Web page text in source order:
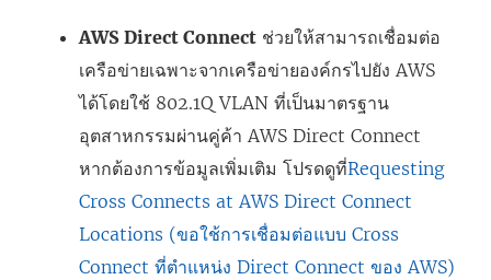
AWS Direct Connect ช่วยให้สามารถเชื่อมต่อ
เครือข่ายเฉพาะจากเครือข่ายองค์กรไปยัง AWS
ได้โดยใช้ 802.1Q VLAN ที่เป็นมาตรฐาน
อุตสาหกรรมผ่านคู่ค้า AWS Direct Connect
หากต้องการข้อมูลเพิ่มเติม โปรดดูที่Requesting
Cross Connects at AWS Direct Connect
Locations (ขอใช้การเชื่อมต่อแบบ Cross
Connect ที่ตำแหน่ง Direct Connect ของ AWS)